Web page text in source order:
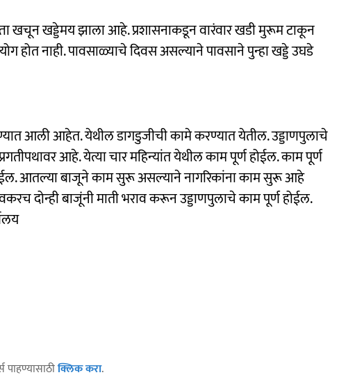
खचून खड्डेमय झाला आहे. प्रशासनाकडून वारंवार खडी मुरूम टाकून
होत नाही. पावसाळ्याचे दिवस असल्याने पावसाने पुन्हा खड्डे उघडे
आली आहेत. येथील डागडुजीची कामे करण्यात येतील. उड्डाणपुलाचे
आहे. येत्या चार महिन्यांत येथील काम पूर्ण होईल. काम पूर्ण
आतल्या बाजूने काम सुरू असल्याने नागरिकांना काम सुरू आहे
दोन्ही बाजूंनी माती भराव करून उड्डाणपुलाचे काम पूर्ण होईल.
पाहण्यासाठीक्लिक करा.